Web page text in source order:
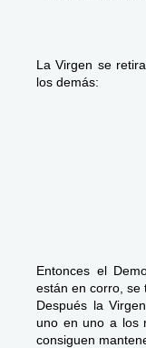
La Virgen se
los demás:
Entonces el
están en corro, se
Después la
uno en uno a los
consiguen